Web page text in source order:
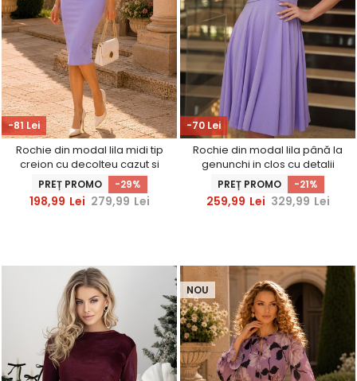
-81 Lei
Rochie din modal lila midi tip
creion cu decolteu cazut si
curea - StarShinerS
PREȚ PROMO -29%
198,99 Lei 279,99 Lei
-70 Lei
Rochie din modal lila până la
genunchi in clos cu detalii
frontale - StarShinerS
PREȚ PROMO -21%
259,99 Lei 329,99 Lei
NOU